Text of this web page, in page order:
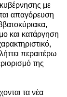
με
απαγόρευση
και κατάργηση
περαιτέρω
της
τα νέα